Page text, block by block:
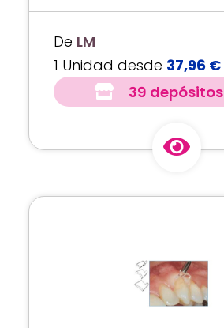
De LM
1 Unidad desde 37,96 €
39 depósitos